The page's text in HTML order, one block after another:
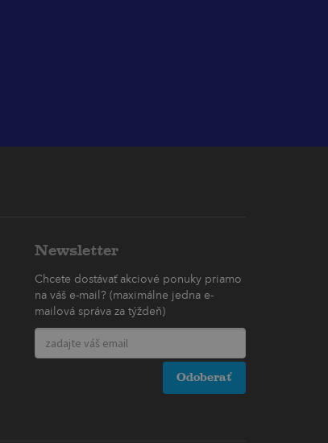
Newsletter
Chcete dostávať akciové ponuky priamo
na váš e-mail? (maximálne jedna e-
mailová správa za týždeň)
Odoberať